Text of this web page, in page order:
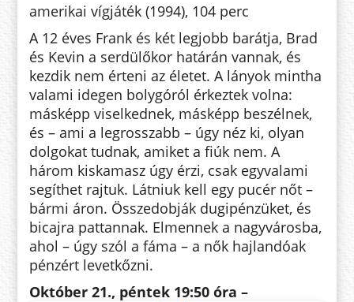
amerikai vígjáték (1994), 104 perc
A 12 éves Frank és két legjobb barátja, Brad
és Kevin a serdülőkor határán vannak, és
kezdik nem érteni az életet. A lányok mintha
valami idegen bolygóról érkeztek volna:
másképp viselkednek, másképp beszélnek,
és – ami a legrosszabb – úgy néz ki, olyan
dolgokat tudnak, amiket a fiúk nem. A
három kiskamasz úgy érzi, csak egyvalami
segíthet rajtuk. Látniuk kell egy pucér nőt –
bármi áron. Összedobják dugipénzüket, és
bicajra pattannak. Elmennek a nagyvárosba,
ahol – úgy szól a fáma – a nők hajlandóak
pénzért levetkőzni.
Október 21., péntek 19:50 óra –